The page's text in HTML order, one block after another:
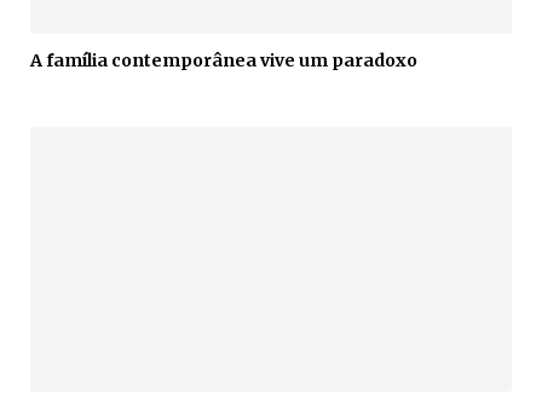
A família contemporânea vive um paradoxo